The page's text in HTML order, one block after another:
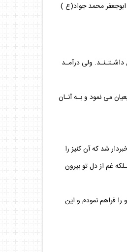
بن عماد حنبلى ) در حوادث سال 220 هجرى مى نويسد: ماءمون ابوجعفر محمد جواد(ع )
ولى درآمـد
مى نمود و بـه آنـان
شد كه آن كنيز را
غم از دل تو بيرون
را فراهم نمودم و اين